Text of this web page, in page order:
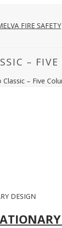
–
– Five